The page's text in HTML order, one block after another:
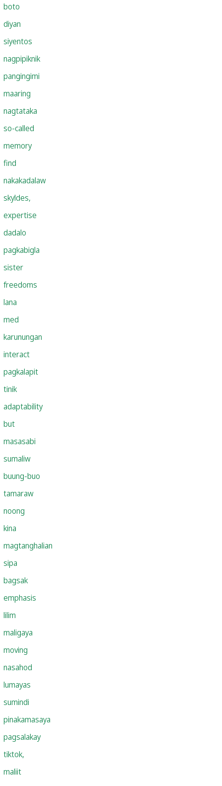
boto
diyan
siyentos
nagpipiknik
pangingimi
maaring
nagtataka
so-called
memory
find
nakakadalaw
skyldes,
expertise
dadalo
pagkabigla
sister
freedoms
lana
med
karunungan
interact
pagkalapit
tinik
adaptability
but
masasabi
sumaliw
buung-buo
tamaraw
noong
kina
magtanghalian
sipa
bagsak
emphasis
lilim
maligaya
moving
nasahod
lumayas
sumindi
pinakamasaya
pagsalakay
tiktok,
maliit